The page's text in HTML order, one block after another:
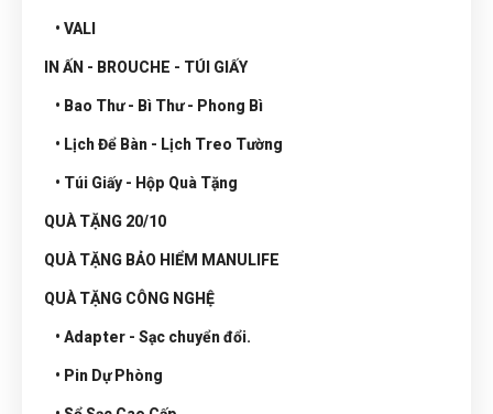
• VALI
IN ẤN - BROUCHE - TÚI GIẤY
• Bao Thư - Bì Thư - Phong Bì
• Lịch Để Bàn - Lịch Treo Tường
• Túi Giấy - Hộp Quà Tặng
QUÀ TẶNG 20/10
QUÀ TẶNG BẢO HIỂM MANULIFE
QUÀ TẶNG CÔNG NGHỆ
• Adapter - Sạc chuyển đổi.
• Pin Dự Phòng